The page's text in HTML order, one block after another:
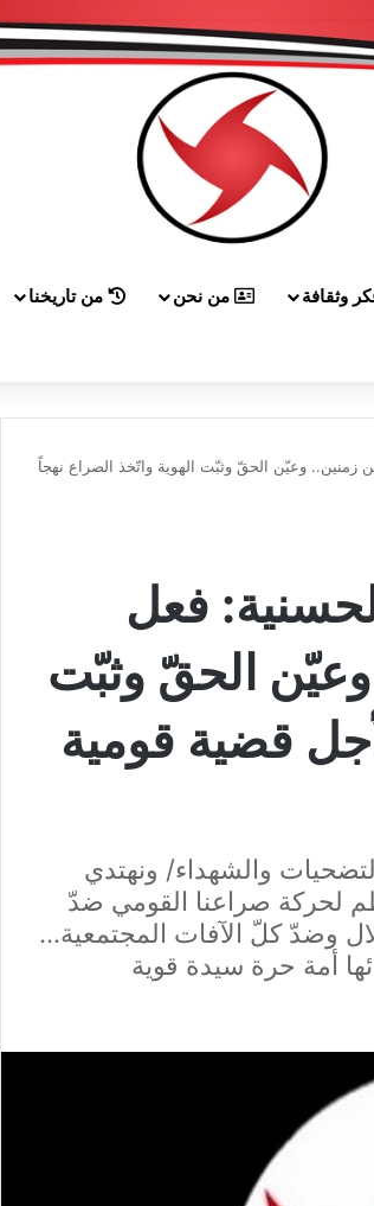
وثقافة من نحن من تاريخنا
عيد الجيش
وعيّن الحقّ وثبّت الهوية واتّخذ الصراع نهجاً
فعل
الحقّ وثبّت
قضية قومية
والشهداء/ ونهتدي
لحركة صراعنا القومي ضدّ
وضدّ كلّ الآفات المجتمعية...
أمة حرة سيدة قوية